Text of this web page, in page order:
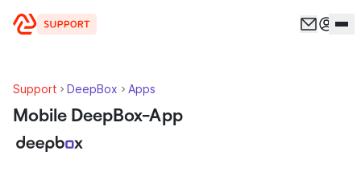
Support DeepBox Apps
Mobile DeepBox-App